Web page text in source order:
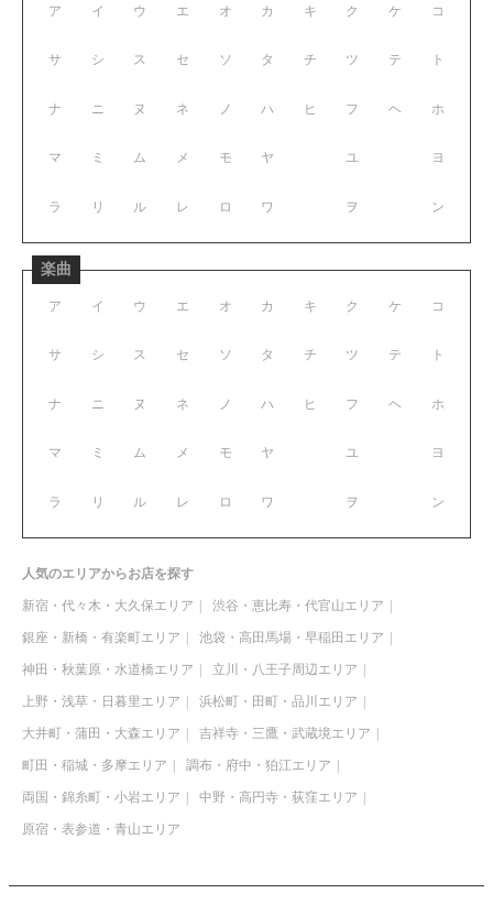
ア イ ウ エ オ
サ シ ス セ ソ
ナ ニ ヌ ネ ノ
マ ミ ム メ モ
ラ リ ル レ ロ
カ キ ク ケ コ
タ チ ツ テ ト
ハ ヒ フ ヘ ホ
ヤ ユ ヨ
ワ ヲ ン
楽曲
ア イ ウ エ オ
サ シ ス セ ソ
ナ ニ ヌ ネ ノ
マ ミ ム メ モ
ラ リ ル レ ロ
カ キ ク ケ コ
タ チ ツ テ ト
ハ ヒ フ ヘ ホ
ヤ ユ ヨ
ワ ヲ ン
人気のエリアからお店を探す
新宿・代々木・大久保エリア 渋谷・恵比寿・代官山エリア
銀座・新橋・有楽町エリア 池袋・高田馬場・早稲田エリア
神田・秋葉原・水道橋エリア 立川・八王子周辺エリア
上野・浅草・日暮里エリア 浜松町・田町・品川エリア
大井町・蒲田・大森エリア 吉祥寺・三鷹・武蔵境エリア
町田・稲城・多摩エリア 調布・府中・狛江エリア
両国・錦糸町・小岩エリア 中野・高円寺・荻窪エリア
原宿・表参道・青山エリア